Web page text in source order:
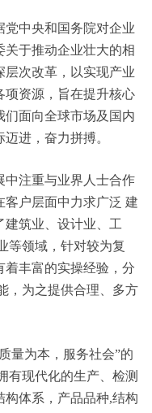
党中央和国务院对企业
关于推动企业壮大的相
层次改革，以实现产业
项资源，旨在提升核心
们面向全球市场及国内
进，奋力拼搏。
中注重与业界人士合作
户层面中力求广泛 建
建筑业、设计业、工
等领域，针对较为复
着丰富的实操经验，分
，为之提供合理、多方
量为本，服务社会”的
有现代化的生产、检测
构体系，产品品种,结构